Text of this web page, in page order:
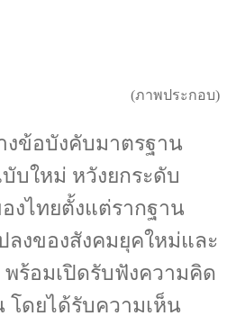
(ภาพประกอบ)
งข้อบังคับมาตรฐาน
บใหม่ หวังยกระดับ
งไทยตั้งแต่รากฐาน
ลงของสังคมยุคใหม่และ
พร้อมเปิดรับฟังความคิด
โดยได้รับความเห็น